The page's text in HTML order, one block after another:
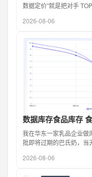
数据定价”就是把对手
2026-08-06
数据库存食品库存
我在华东一家乳品企业做
批即将过期的巴氏奶，
2026-08-06